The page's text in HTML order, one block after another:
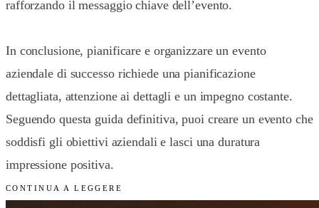
rafforzando il messaggio chiave dell’evento.
In conclusione, pianificare e organizzare un evento
aziendale di successo richiede una pianificazione
dettagliata, attenzione ai dettagli e un impegno costante.
Seguendo questa guida definitiva, puoi creare un evento che
soddisfi gli obiettivi aziendali e lasci una duratura
impressione positiva.
CONTINUA A LEGGERE